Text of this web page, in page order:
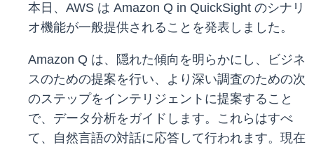
本日、AWS は Amazon Q in QuickSight のシナリ
オ機能が一般提供されることを発表しました。
Amazon Q は、隠れた傾向を明らかにし、ビジネ
スのための提案を行い、より深い調査のための次
のステップをインテリジェントに提案すること
で、データ分析をガイドします。これらはすべ
て、自然言語の対話に応答して行われます。現在